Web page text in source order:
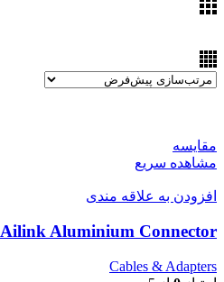
مقایسه
مشاهده سریع
افزودن به علاقه مندی
Ailink Aluminium Connector
Cables & Adapters